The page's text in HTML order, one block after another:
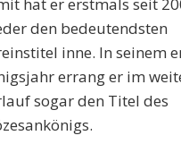
den bedeutendsten
inne. In seinem
errang er im
sogar den Titel des